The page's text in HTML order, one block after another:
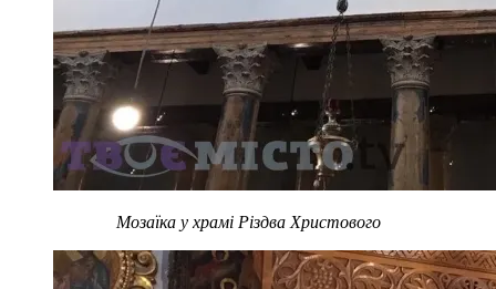
Мозаїка у храмі Різдва Христового